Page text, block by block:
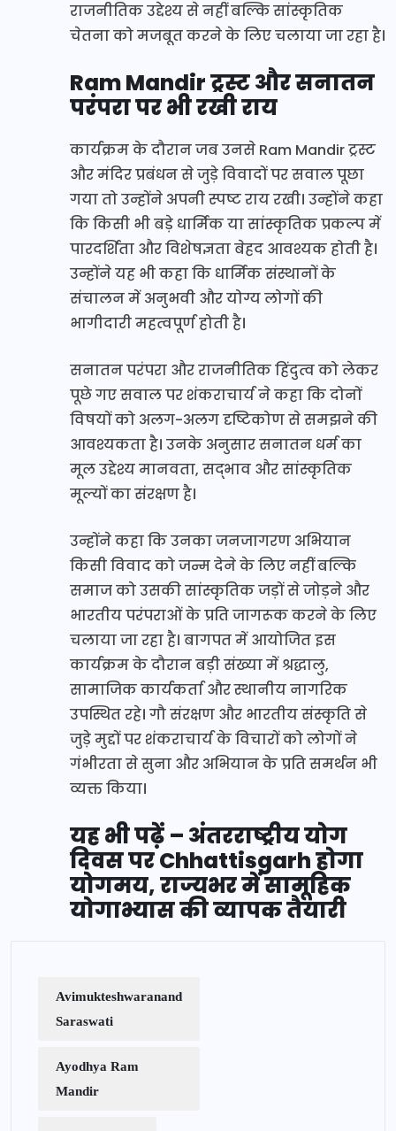
राजनीतिक उद्देश्य से नहीं बल्कि सांस्कृतिक
चेतना को मजबूत करने के लिए चलाया जा रहा है।
Ram Mandir ट्रस्ट और सनातन
परंपरा पर भी रखी राय
कार्यक्रम के दौरान जब उनसे Ram Mandir ट्रस्ट
और मंदिर प्रबंधन से जुड़े विवादों पर सवाल पूछा
गया तो उन्होंने अपनी स्पष्ट राय रखी। उन्होंने कहा
कि किसी भी बड़े धार्मिक या सांस्कृतिक प्रकल्प में
पारदर्शिता और विशेषज्ञता बेहद आवश्यक होती है।
उन्होंने यह भी कहा कि धार्मिक संस्थानों के
संचालन में अनुभवी और योग्य लोगों की
भागीदारी महत्वपूर्ण होती है।
सनातन परंपरा और राजनीतिक हिंदुत्व को लेकर
पूछे गए सवाल पर शंकराचार्य ने कहा कि दोनों
विषयों को अलग-अलग दृष्टिकोण से समझने की
आवश्यकता है। उनके अनुसार सनातन धर्म का
मूल उद्देश्य मानवता, सद्भाव और सांस्कृतिक
मूल्यों का संरक्षण है।
उन्होंने कहा कि उनका जनजागरण अभियान
किसी विवाद को जन्म देने के लिए नहीं बल्कि
समाज को उसकी सांस्कृतिक जड़ों से जोड़ने और
भारतीय परंपराओं के प्रति जागरूक करने के लिए
चलाया जा रहा है। बागपत में आयोजित इस
कार्यक्रम के दौरान बड़ी संख्या में श्रद्धालु,
सामाजिक कार्यकर्ता और स्थानीय नागरिक
उपस्थित रहे। गौ संरक्षण और भारतीय संस्कृति से
जुड़े मुद्दों पर शंकराचार्य के विचारों को लोगों ने
गंभीरता से सुना और अभियान के प्रति समर्थन भी
व्यक्त किया।
यह भी पढ़ें – अंतरराष्ट्रीय योग
दिवस पर Chhattisgarh होगा
योगमय, राज्यभर में सामूहिक
योगाभ्यास की व्यापक तैयारी
Avimukteshwaranand
Saraswati
Ayodhya Ram
Mandir